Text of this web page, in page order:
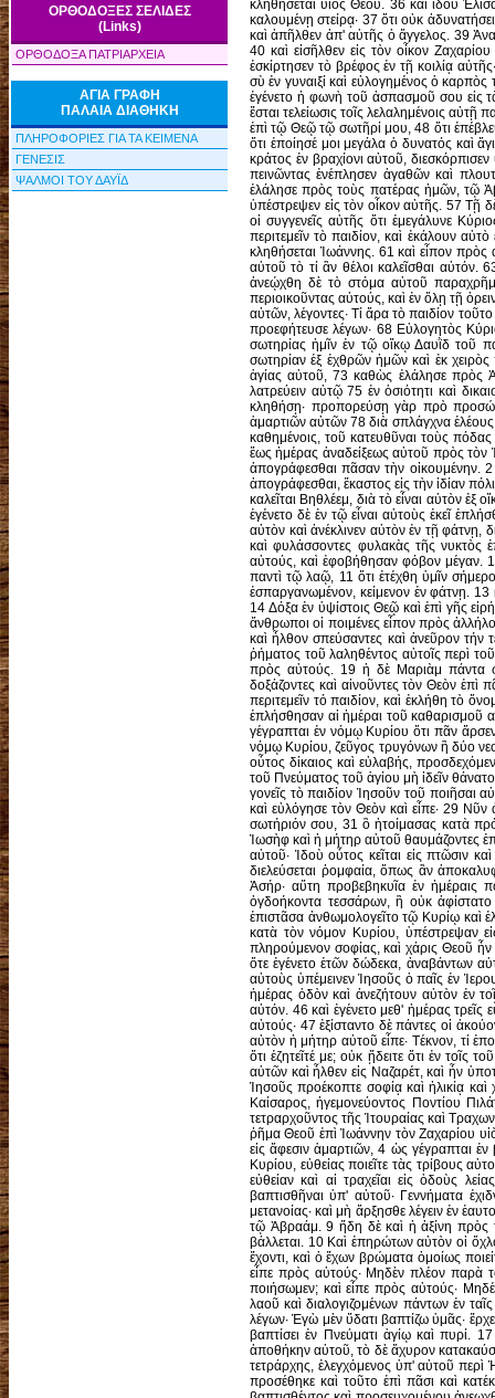
ΟΡΘΟΔΟΞΕΣ ΣΕΛΙΔΕΣ
(Links)
ΟΡΘΟΔΟΞΑ ΠΑΤΡΙΑΡΧΕΙΑ
ΑΓΙΑ ΓΡΑΦΗ
ΠΑΛΑΙΑ ΔΙΑΘΗΚΗ
ΠΛΗΡΟΦΟΡΙΕΣ ΓΙΑ ΤΑ ΚΕΙΜΕΝΑ
ΓΕΝΕΣΙΣ
ΨΑΛΜΟΙ ΤΟΥ ΔΑΥΪΔ